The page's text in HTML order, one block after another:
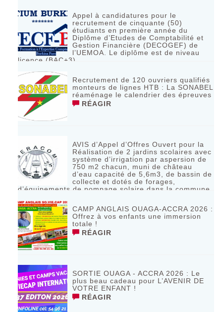
Appel à candidatures pour le
recrutement de cinquante (50)
étudiants en première année du
Diplôme d’Etudes de Comptabilité et
Gestion Financière (DECOGEF) de
l’UEMOA. Le diplôme est de niveau
licence (BAC+3)
Recrutement de 120 ouvriers qualifiés
monteurs de lignes HTB : La SONABEL
réaménage le calendrier des épreuves
RÉAGIR
AVIS d’Appel d’Offres Ouvert pour la
Réalisation de 2 jardins scolaires avec
système d’irrigation par aspersion de
750 m2 chacun, muni de château
d’eau capacité de 5,6m3, de bassin de
collecte et dotés de forages,
d’équipements de pompage solaire dans la commune
RÉAGIR
CAMP ANGLAIS OUAGA-ACCRA 2026 :
Offrez à vos enfants une immersion
totale !
RÉAGIR
SORTIE OUAGA - ACCRA 2026 : Le
plus beau cadeau pour L’AVENIR DE
VOTRE ENFANT !
RÉAGIR